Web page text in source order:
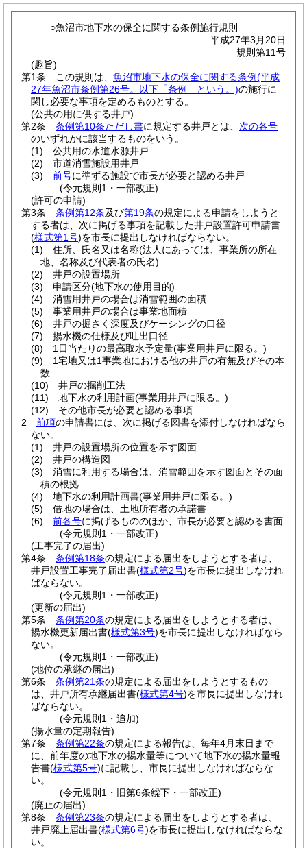
○魚沼市地下水の保全に関する条例施行規則
平成27年3月20日
規則第11号
(趣旨)
第1条
この規則は、 魚沼市地下水の保全に関する条例(平成
27年魚沼市条例第26号。以下「条例」という。)の施行に
関し必要な事項を定めるものとする。
(公共の用に供する井戸)
第2条
条例第10条ただし書に規定する井戸とは、 次の各号
のいずれかに該当するものをいう。
(1)
公共用の水道水源井戸
(2)
市道消雪施設用井戸
(3)
前号に準ずる施設で市長が必要と認める井戸
(令元規則1・一部改正)
(許可の申請)
第3条
条例第12条及び第19条の規定による申請をしようと
する者は、次に掲げる事項を記載した井戸設置許可申請書
(様式第1号)を市長に提出しなければならない。
(1)
住所、氏名又は名称(法人にあっては、事業所の所在
地、名称及び代表者の氏名)
(2)
井戸の設置場所
(3)
申請区分(地下水の使用目的)
(4)
消雪用井戸の場合は消雪範囲の面積
(5)
事業用井戸の場合は事業地面積
(6)
井戸の掘さく深度及びケーシングの口径
(7)
揚水機の仕様及び吐出口径
(8)
1日当たりの最高取水予定量(事業用井戸に限る。)
(9)
1宅地又は1事業地における他の井戸の有無及びその本
数
(10)
井戸の掘削工法
(11)
地下水の利用計画(事業用井戸に限る。)
(12)
その他市長が必要と認める事項
2
前項の申請書には、次に掲げる図書を添付しなければなら
ない。
(1)
井戸の設置場所の位置を示す図面
(2)
井戸の構造図
(3)
消雪に利用する場合は、消雪範囲を示す図面とその面
積の根拠
(4)
地下水の利用計画書(事業用井戸に限る。)
(5)
借地の場合は、土地所有者の承諾書
(6)
前各号に掲げるもののほか、市長が必要と認める書面
(令元規則1・一部改正)
(工事完了の届出)
第4条
条例第18条の規定による届出をしようとする者は、
井戸設置工事完了届出書(様式第2号)を市長に提出しなけれ
ばならない。
(令元規則1・一部改正)
(更新の届出)
第5条
条例第20条の規定による届出をしようとする者は、
揚水機更新届出書(様式第3号)を市長に提出しなければなら
ない。
(令元規則1・一部改正)
(地位の承継の届出)
第6条
条例第21条の規定による届出をしようとするもの
は、井戸所有承継届出書(様式第4号)を市長に提出しなけれ
ばならない。
(令元規則1・追加)
(揚水量の定期報告)
第7条
条例第22条の規定による報告は、毎年4月末日まで
に、前年度の地下水の揚水量等について地下水の揚水量報
告書(様式第5号)に記載し、市長に提出しなければならな
い。
(令元規則1・旧第6条繰下・一部改正)
(廃止の届出)
第8条
条例第23条の規定による届出をしようとする者は、
井戸廃止届出書(様式第6号)を市長に提出しなければならな
い。